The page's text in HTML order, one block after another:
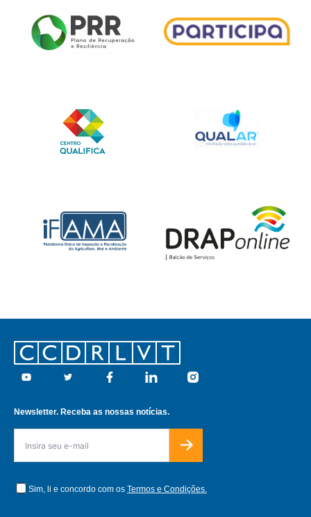
Footer
Youtube Twitter Facebook Linkedin Instagram
Newsletter. Receba as nossas notícias.
Sim, li e concordo com os Termos e Condições.